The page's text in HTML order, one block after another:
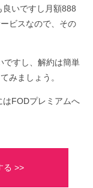
いですし月額888
ビスなので、その
ですし、解約は簡単
みましょう。
はFODプレミアムへ
る >>